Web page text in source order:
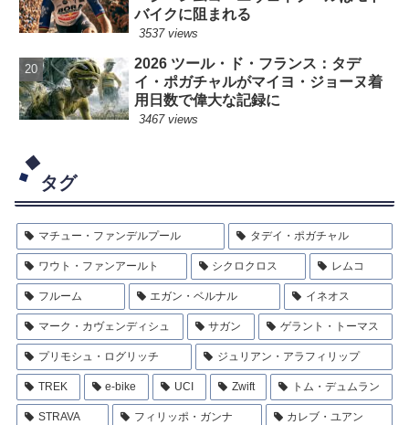
バイクに阻まれる
3537 views
2026 ツール・ド・フランス：タデ
イ・ポガチャルがマイヨ・ジョーヌ着
用日数で偉大な記録に
3467 views
タグ
マチュー・ファンデルプール タデイ・ポガチャル
ワウト・ファンアールト シクロクロス レムコ
フルーム エガン・ベルナル イネオス
マーク・カヴェンディシュ サガン ゲラント・トーマス
プリモシュ・ログリッチ ジュリアン・アラフィリップ
TREK e-bike UCI Zwift トム・デュムラン
STRAVA フィリッポ・ガンナ カレブ・ユアン